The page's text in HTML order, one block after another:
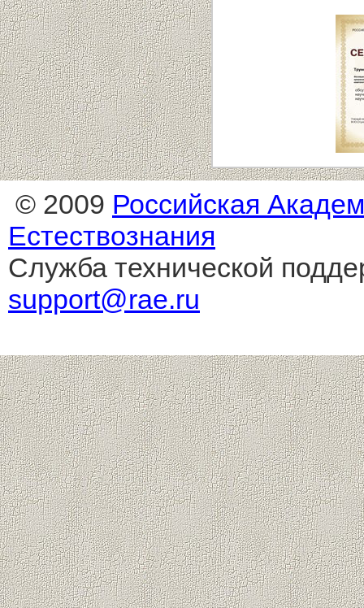
© 2009 Российская
Естествознания
Служба технической
support@rae.ru